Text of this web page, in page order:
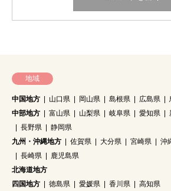
地域
中国地方 山口県 岡山県 島根県 広島県
中部地方
富山県 山梨県 岐阜県 愛知県
長野県
静岡県
九州・沖縄地方
佐賀県 大分県 宮崎県 沖
長崎県
鹿児島県
北海道地方
四国地方
徳島県 愛媛県 香川県
高知県